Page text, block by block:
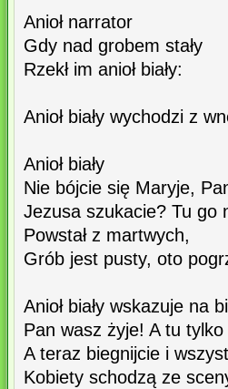
Anioł narrator
Gdy nad grobem stały
Rzekł im anioł biały:
Anioł biały wychodzi z
Anioł biały
Nie bójcie się Maryje,
Jezusa szukacie? Tu go
Powstał z martwych,
Grób jest pusty, oto
Anioł biały wskazuje na
Pan wasz żyje! A tu
A teraz biegnijcie i
Kobiety schodzą ze